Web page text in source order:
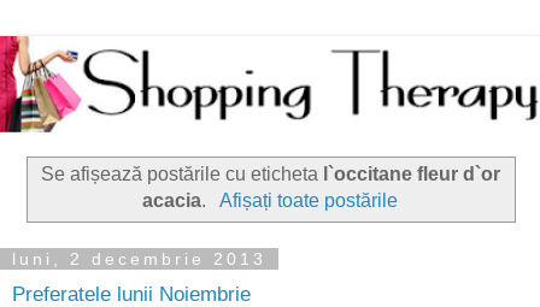
Se afișează postările cu eticheta l`occitane fleur d`or
acacia. Afișați toate postările
luni, 2 decembrie 2013
Preferatele lunii Noiembrie